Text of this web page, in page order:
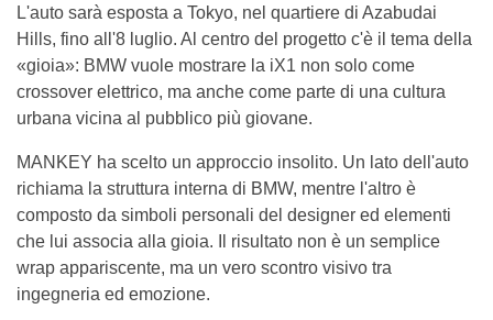
L'auto sarà esposta a Tokyo, nel quartiere di Azabudai
Hills, fino all'8 luglio. Al centro del progetto c'è il tema della
«gioia»: BMW vuole mostrare la iX1 non solo come
crossover elettrico, ma anche come parte di una cultura
urbana vicina al pubblico più giovane.
MANKEY ha scelto un approccio insolito. Un lato dell'auto
richiama la struttura interna di BMW, mentre l'altro è
composto da simboli personali del designer ed elementi
che lui associa alla gioia. Il risultato non è un semplice
wrap appariscente, ma un vero scontro visivo tra
ingegneria ed emozione.